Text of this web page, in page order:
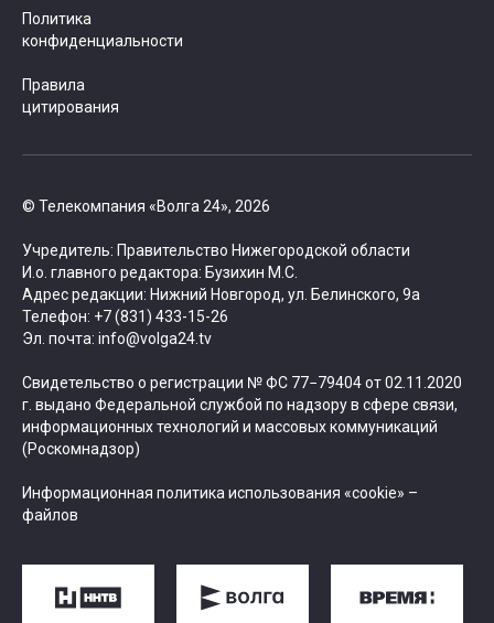
© Телекомпания «Волга 24», 2026
Учредитель: Правительство Нижегородской области
И.о. главного редактора: Бузихин М.С.
Адрес редакции: Нижний Новгород, ул. Белинского, 9а
Телефон: +7 (831) 433-15-26
Эл. почта: info@volga24.tv
Свидетельство о регистрации № ФС 77−79404 от 02.11.2020
г. выдано Федеральной службой по надзору в сфере связи,
информационных технологий и массовых коммуникаций
(Роскомнадзор)
Информационная политика использования «cookie» –
файлов
Политика
конфиденциальности
Правила
цитирования